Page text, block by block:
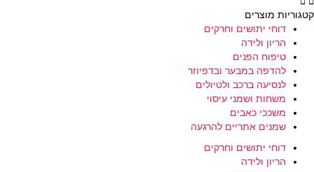
קטגוריות מוצרים
דוחי יתושים וחרקים
הריון ולידה
טיפוח הפנים
להדפה במבער ובדפיוזר
לנסיעה ברכב ולטיולים
משחות ושמני עיסוי
משככי כאבים
שמנים אתריים להרגעה
דוחי יתושים וחרקים
הריון ולידה